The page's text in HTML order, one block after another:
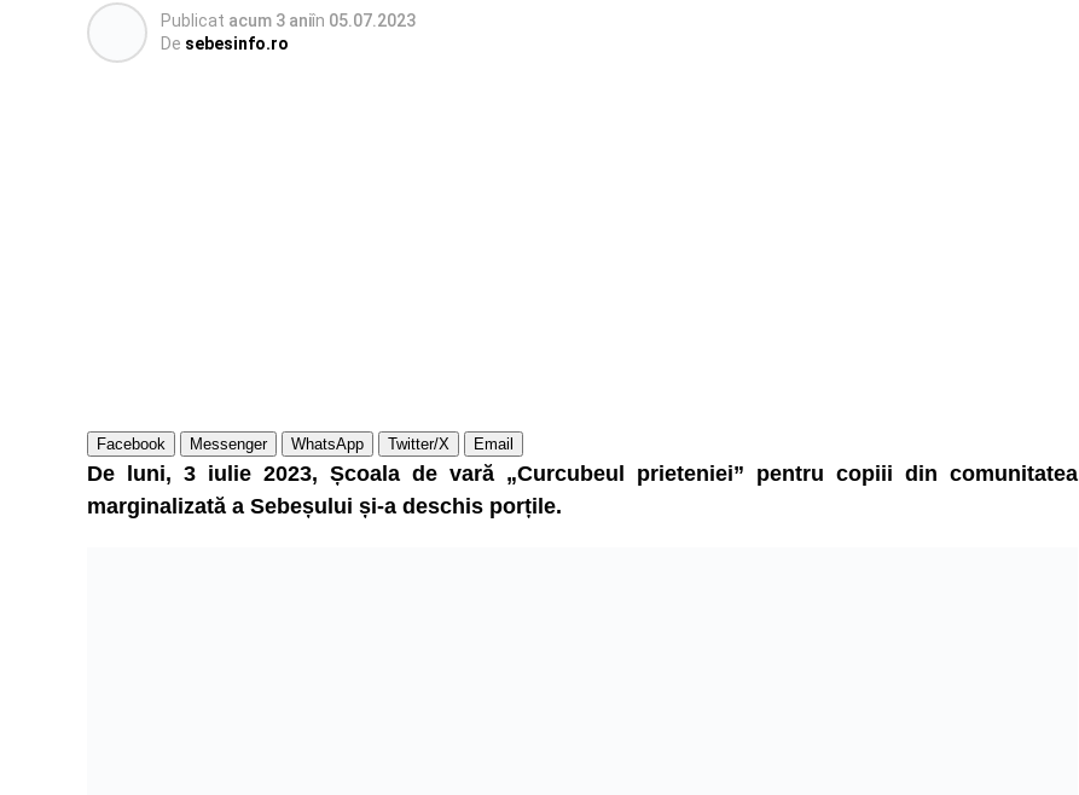
Publicat acum 3 aniîn 05.07.2023
De sebesinfo.ro
Facebook Messenger WhatsApp Twitter/X Email
De luni, 3 iulie 2023, Școala de vară „Curcubeul prieteniei” pentru copiii din comunitatea
marginalizată a Sebeșului și-a deschis porțile.